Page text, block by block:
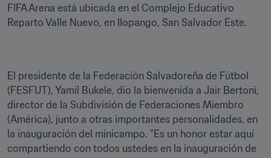
FIFA Arena está ubicada en el Complejo Educativo
Reparto Valle Nuevo, en Ilopango, San Salvador Este.
El presidente de la Federación Salvadoreña de Fútbol
(FESFUT), Yamil Bukele, dio la bienvenida a Jair Bertoni,
director de la Subdivisión de Federaciones Miembro
(América), junto a otras importantes personalidades, en
la inauguración del minicampo. "Es un honor estar aquí
compartiendo con todos ustedes en la inauguración de